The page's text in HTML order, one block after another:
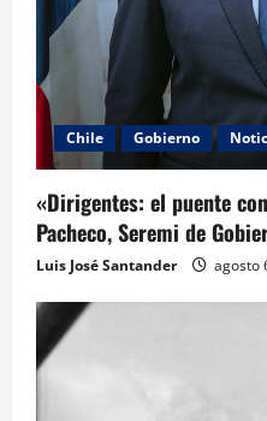
Chile Gobierno
«Dirigentes: el puente
Pacheco, Seremi de
Luis José Santander agosto